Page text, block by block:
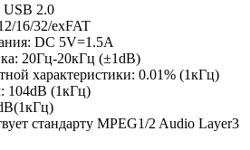
USB 2.0
16/32/exFAT
DC 5V=1.5A
20Гц-20кГц (±1dB)
характеристики: 0.01% (1кГц)
104dB (1кГц)
стандарту MPEG1/2 Audio Layer3